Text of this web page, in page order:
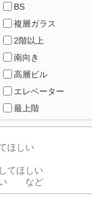
BS
複層ガラス
2階以上
南向き
高層ビル
エレベーター
最上階